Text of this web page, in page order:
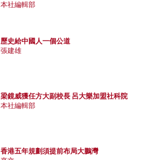
本社編輯部
歷史給中國人一個公道
張建雄
梁鏡威獲任方大副校長 呂大樂加盟社科院
本社編輯部
香港五年規劃須提前布局大鵬灣